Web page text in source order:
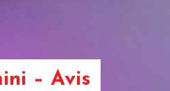
– Avis